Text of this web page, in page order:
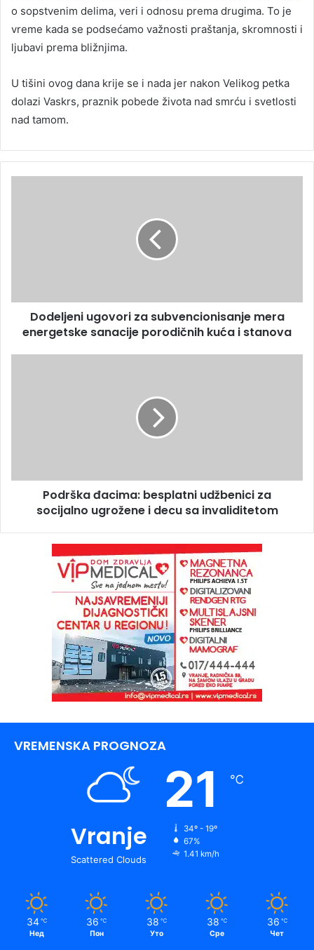
o sopstvenim delima, veri i odnosu prema drugima. To je
vreme kada se podsećamo važnosti praštanja, skromnosti i
ljubavi prema bližnjima.
U tišini ovog dana krije se i nada jer nakon Velikog petka
dolazi Vaskrs, praznik pobede života nad smrću i svetlosti
nad tamom.
Dodeljeni ugovori za subvencionisanje mera
energetske sanacije porodičnih kuća i stanova
Podrška đacima: besplatni udžbenici za
socijalno ugrožene i decu sa invaliditetom
VREMENSKA PROGNOZA
Vranje
Scattered Clouds
21 ℃
34º - 19º
67%
1.41 km/h
34 ℃
Нед
36 ℃
Пон
38 ℃
Уто
38 ℃
Сре
36 ℃
Чет